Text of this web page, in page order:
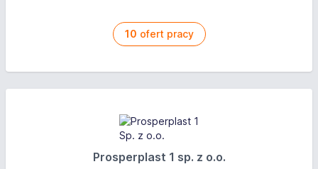
Nagrody (Kaizen – Program Pomysłów
BHP, Nagroda uznaniowa),
Dofinansowanie do posiłków,
10 ofert pracy
Prosperplast 1 sp. z o.o.